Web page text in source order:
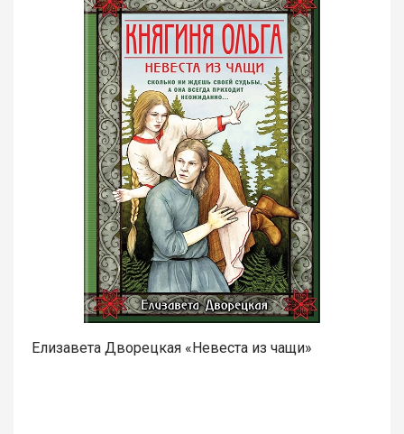
Елизавета Дворецкая «Невеста из чащи»